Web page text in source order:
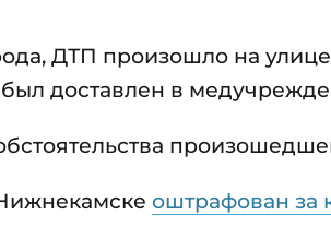
ДТП произошло на
доставлен в
оштрафован за